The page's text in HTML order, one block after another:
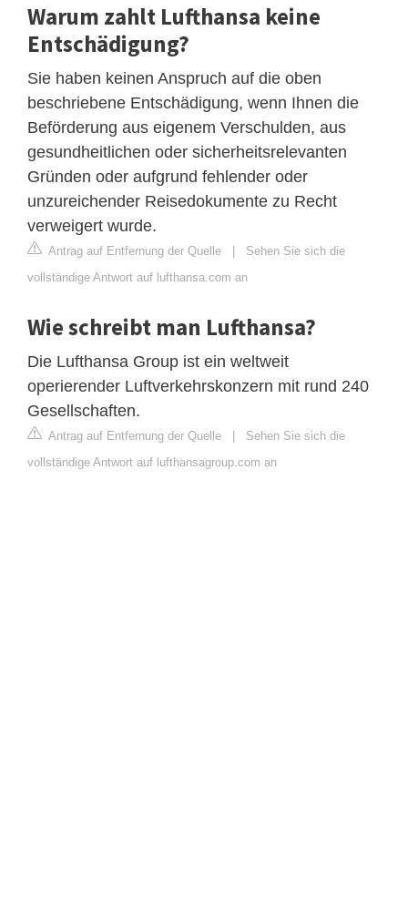
Warum zahlt Lufthansa keine
Entschädigung?
Sie haben keinen Anspruch auf die oben
beschriebene Entschädigung, wenn Ihnen die
Beförderung aus eigenem Verschulden, aus
gesundheitlichen oder sicherheitsrelevanten
Gründen oder aufgrund fehlender oder
unzureichender Reisedokumente zu Recht
verweigert wurde.
Antrag auf Entfernung der Quelle | Sehen Sie sich die
vollständige Antwort auf lufthansa.com an
Wie schreibt man Lufthansa?
Die Lufthansa Group ist ein weltweit
operierender Luftverkehrskonzern mit rund 240
Gesellschaften.
Antrag auf Entfernung der Quelle | Sehen Sie sich die
vollständige Antwort auf lufthansagroup.com an